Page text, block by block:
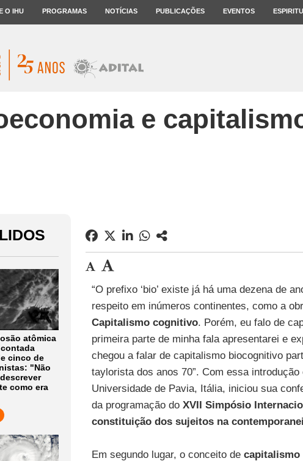
O IHU PROGRAMAS NOTÍCIAS PUBLICAÇÕES EVENTOS
e
atômica
cinco de
"Não
como era
“O prefixo ‘bio’ existe já há uma dezena de
respeito em inúmeros continentes, como a
Capitalismo cognitivo. Porém, eu falo de
primeira parte de minha fala apresentarei e
chegou a falar de capitalismo biocognitivo
taylorista dos anos 70”. Com essa introdução
Universidade de Pavia, Itália, iniciou sua
da programação do XVII Simpósio
constituição dos sujeitos na
Em segundo lugar, o conceito de